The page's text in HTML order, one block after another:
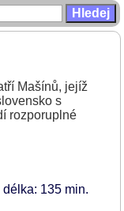
Mašínů, jejíž
s
rozporuplné
délka: 135 min